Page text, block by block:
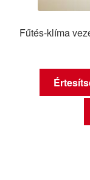
Fűtés-klíma